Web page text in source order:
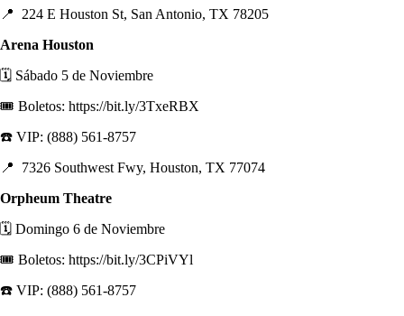
📍 224 E Houston St, San Antonio, TX 78205
Arena Houston
🗓️ Sábado 5 de Noviembre
🎟️ Boletos: https://bit.ly/3TxeRBX
☎️ VIP: (888) 561-8757
📍 7326 Southwest Fwy, Houston, TX 77074
Orpheum Theatre
🗓️ Domingo 6 de Noviembre
🎟️ Boletos: https://bit.ly/3CPiVYl
☎️ VIP: (888) 561-8757